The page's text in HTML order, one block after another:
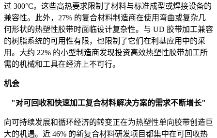
过 300°C。这些高热要求限制了材料与标准成型或焊接设备的
兼容性。此外，27% 的复合材料制造商在使用弯曲或复杂几
何形状的热塑性胶带时面临设计复杂性。与 UD 胶带加工兼容
的树脂系统的可用性有限，也限制了它们在利基应用中的采
用。大约 22% 的小型制造商发现投资高效热塑性胶带加工所
需的机械和工具在经济上不可行。
机会
"对可回收和快速加工复合材料解决方案的需求不断增长"
向可持续发展和循环经济的转变正在为热塑性单向胶带创造巨
大的机遇。近 46% 的新复合材料研发项目都集中在可回收热